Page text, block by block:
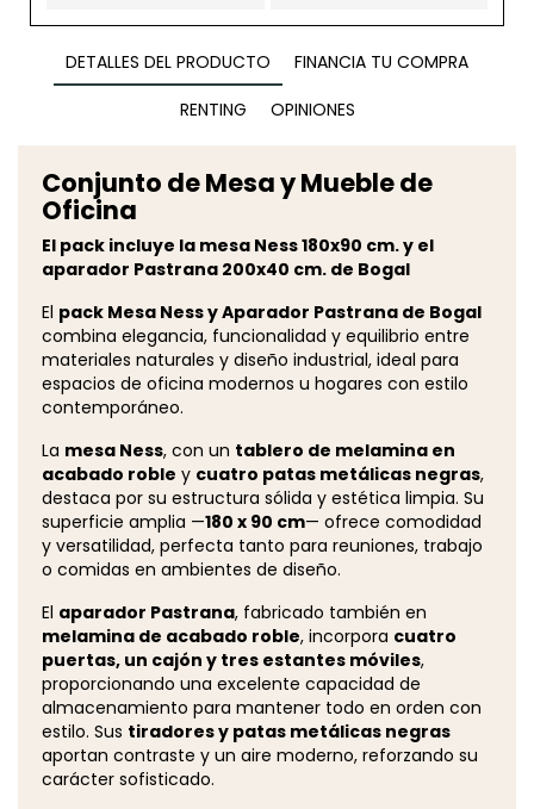
DETALLES DEL PRODUCTO
FINANCIA TU COMPRA
RENTING
OPINIONES
Conjunto de Mesa y Mueble de
Oficina
El pack incluye la mesa Ness 180x90 cm. y el
aparador Pastrana 200x40 cm. de Bogal
El pack Mesa Ness y Aparador Pastrana de Bogal
combina elegancia, funcionalidad y equilibrio entre
materiales naturales y diseño industrial, ideal para
espacios de oficina modernos u hogares con estilo
contemporáneo.
La mesa Ness, con un tablero de melamina en
acabado roble y cuatro patas metálicas negras,
destaca por su estructura sólida y estética limpia. Su
superficie amplia —180 x 90 cm— ofrece comodidad
y versatilidad, perfecta tanto para reuniones, trabajo
o comidas en ambientes de diseño.
El aparador Pastrana, fabricado también en
melamina de acabado roble, incorpora cuatro
puertas, un cajón y tres estantes móviles,
proporcionando una excelente capacidad de
almacenamiento para mantener todo en orden con
estilo. Sus tiradores y patas metálicas negras
aportan contraste y un aire moderno, reforzando su
carácter sofisticado.